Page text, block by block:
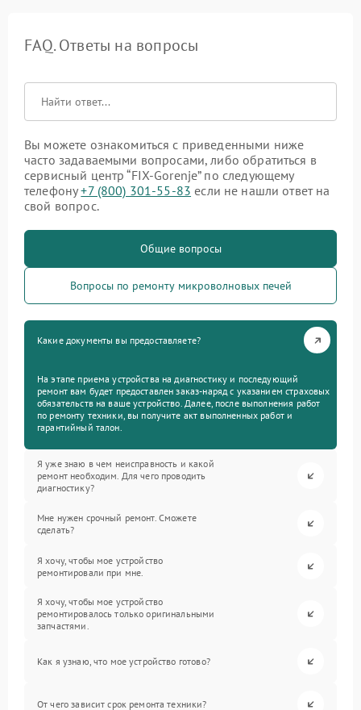
FAQ. Ответы на вопросы
Вы можете ознакомиться с приведенными ниже
часто задаваемыми вопросами, либо обратиться в
сервисный центр “FIX-Gorenje” по следующему
телефону+7 (800) 301-55-83 если не нашли ответ на
свой вопрос.
Общие вопросы
Вопросы по ремонту микроволновых печей
Какие документы вы предоставляете?
На этапе приема устройства на диагностику и последующий
ремонт вам будет предоставлен заказ-наряд с указанием страховых
обязательств на ваше устройство. Далее, после выполнения работ
по ремонту техники, вы получите акт выполненных работ и
гарантийный талон.
Я уже знаю в чем неисправность и какой
ремонт необходим. Для чего проводить
диагностику?
Мне нужен срочный ремонт. Сможете
сделать?
Я хочу, чтобы мое устройство
ремонтировали при мне.
Я хочу, чтобы мое устройство
ремонтировалось только оригинальными
запчастями.
Как я узнаю, что мое устройство готово?
От чего зависит срок ремонта техники?